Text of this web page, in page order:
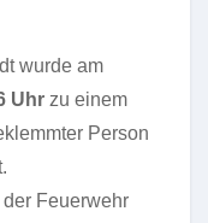
wurde am
Uhr zu einem
Person
Feuerwehr